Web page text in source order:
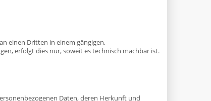
einen Dritten in einem gängigen,
erfolgt dies nur, soweit es technisch machbar ist.
Daten, deren Herkunft und